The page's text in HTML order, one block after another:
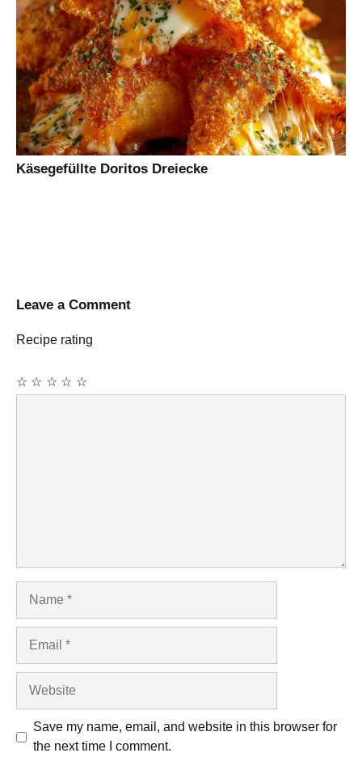
Käsegefüllte Doritos Dreiecke
Leave a Comment
Recipe rating
☆
☆
☆
☆
☆
Save my name, email, and website in this browser for
the next time I comment.